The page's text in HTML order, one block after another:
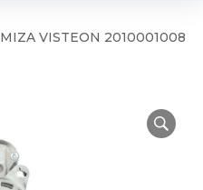
MIZA VISTEON 2010001008